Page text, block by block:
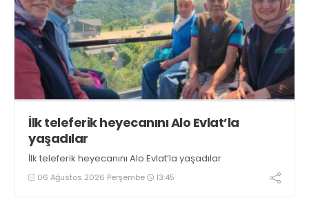
İlk teleferik heyecanını Alo Evlat’la
yaşadılar
İlk teleferik heyecanını Alo Evlat’la yaşadılar
06 Ağustos 2026 Perşembe 13:45